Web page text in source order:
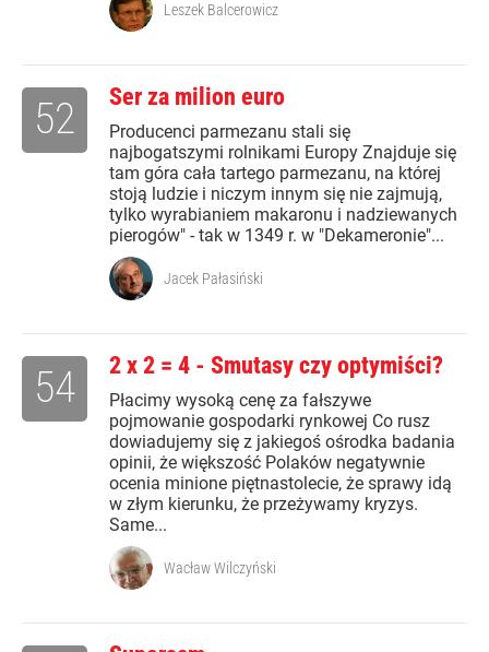
Leszek Balcerowicz
Ser za milion euro
Producenci parmezanu stali się
najbogatszymi rolnikami Europy Znajduje się
tam góra cała tartego parmezanu, na której
stoją ludzie i niczym innym się nie zajmują,
tylko wyrabianiem makaronu i nadziewanych
pierogów" - tak w 1349 r. w "Dekameronie"...
52
Jacek Pałasiński
2 x 2 = 4 - Smutasy czy optymiści?
Płacimy wysoką cenę za fałszywe
pojmowanie gospodarki rynkowej Co rusz
dowiadujemy się z jakiegoś ośrodka badania
opinii, że większość Polaków negatywnie
ocenia minione piętnastolecie, że sprawy idą
w złym kierunku, że przeżywamy kryzys.
Same...
54
Wacław Wilczyński